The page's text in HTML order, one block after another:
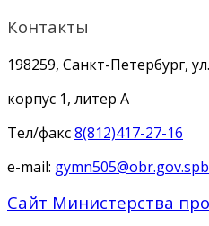
Контакты
198259, Санкт-Петербург,
корпус 1, литер А
Тел/факс8(812)417-27-16
e-mail:
Сайт Министерства